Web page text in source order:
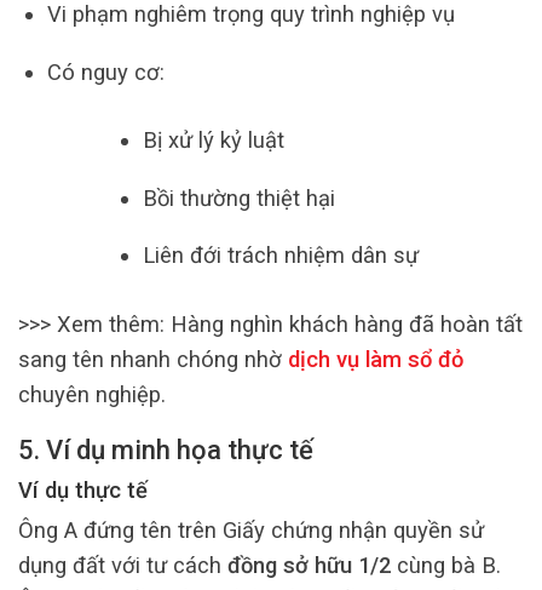
Vi phạm nghiêm trọng quy trình nghiệp vụ
Có nguy cơ:
Bị xử lý kỷ luật
Bồi thường thiệt hại
Liên đới trách nhiệm dân sự
>>> Xem thêm: Hàng nghìn khách hàng đã hoàn tất
sang tên nhanh chóng nhờ dịch vụ làm sổ đỏ
chuyên nghiệp.
5. Ví dụ minh họa thực tế
Ví dụ thực tế
Ông A đứng tên trên Giấy chứng nhận quyền sử
dụng đất với tư cách đồng sở hữu 1/2 cùng bà B.